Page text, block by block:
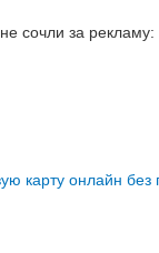
сочли за рекламу:
карту онлайн без